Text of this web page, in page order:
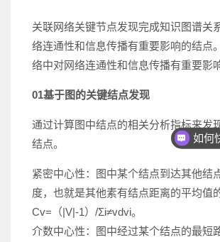
关联网络关键节点发现完成知识图谱关
络连通性和信息传播有重要影响的结点
络中对网络连通性和信息传播有重要影
01基于图的关键结点发现
通过计算图中结点的相关分析指标来发
结点。
紧密中心性：图中某个结点到达其他结
度，也就是其他素有结点距离的平均值
Cv=（|V|-1）/Σi≠vdvi。
介数中心性：图中经过某个结点的最短